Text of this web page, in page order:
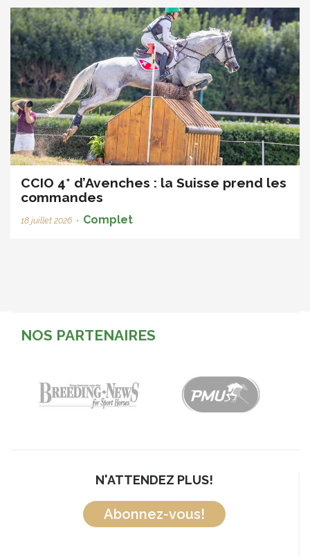
CCIO 4* d’Avenches : la Suisse prend les
commandes
18 juillet 2026 • Complet
NOS PARTENAIRES
N'ATTENDEZ PLUS!
Abonnez-vous!